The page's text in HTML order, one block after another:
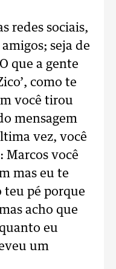
redes sociais,
seja de
que a gente
como te
você tirou
mensagem
vez, você
Marcos você
mas eu te
teu pé porque
acho que
eu
um